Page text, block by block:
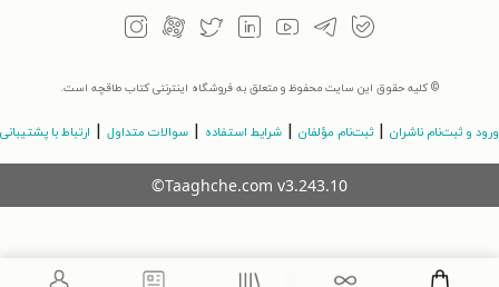
© کلیه حقوق این سایت محفوظ و متعلق به فروشگاه اینترنتی کتاب طاقچه است.
ورود و ثبت‌نام ناشران ثبت‌نام مؤلفان شرایط استفاده سوالات متداول ارتباط با پشتیبانی
©Taaghche.com v3.243.10